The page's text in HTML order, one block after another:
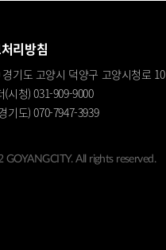
리방침
경기도 고양시 덕양구 고양시청로 10
(시청) 031-909-9000
기도) 070-7947-3939
All rights reserved.